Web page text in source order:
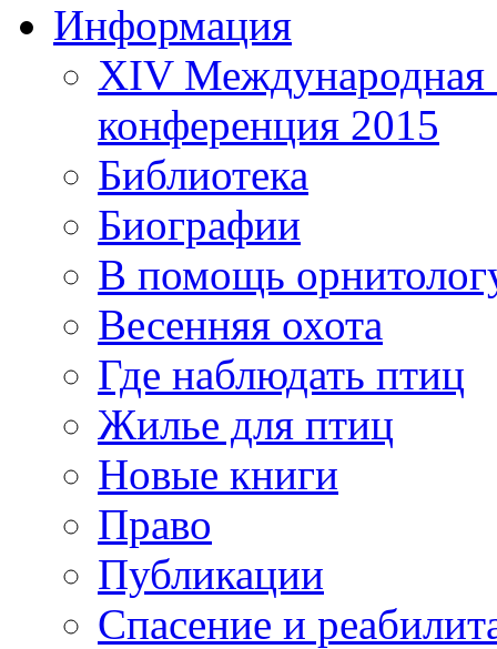
Информация
XIV Международная
конференция 2015
Библиотека
Биографии
В помощь
Весенняя охота
Где наблюдать птиц
Жилье для птиц
Новые книги
Право
Публикации
Спасение и